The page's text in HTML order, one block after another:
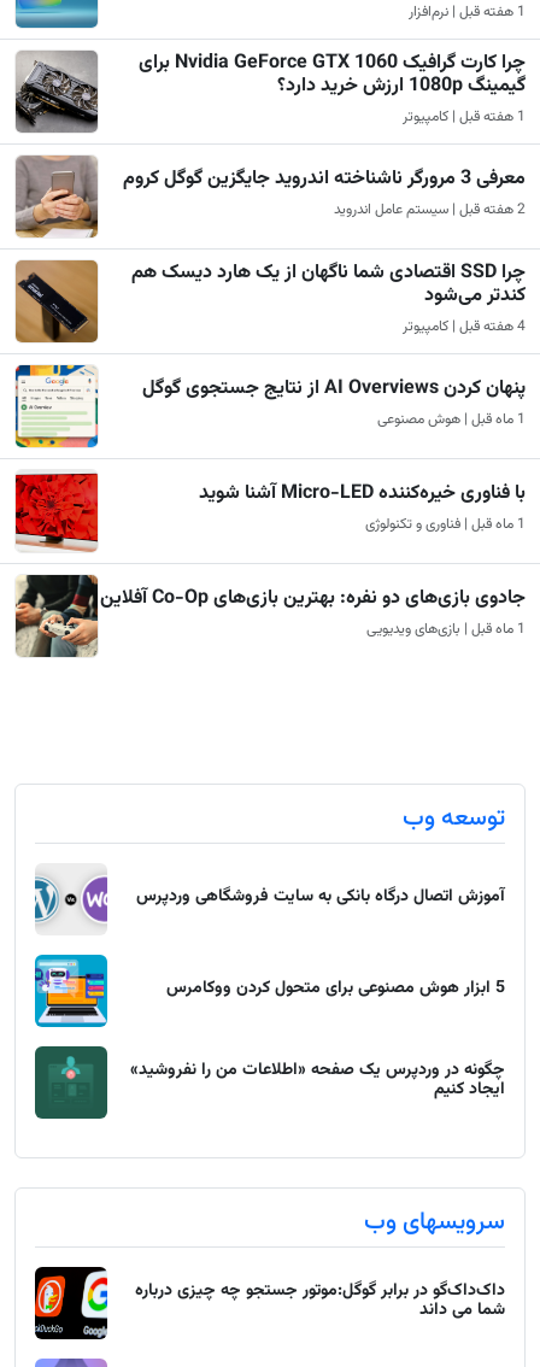
1 هفته قبل | نرم‌افزار
چرا کارت گرافیک Nvidia GeForce GTX 1060 برای
گیمینگ 1080p ارزش خرید دارد؟
1 هفته قبل | کامپیوتر
معرفی 3 مرورگر ناشناخته اندروید جایگزین گوگل کروم
2 هفته قبل | سیستم عامل اندروید
چرا SSD اقتصادی شما ناگهان از یک هارد دیسک هم
کندتر می‌شود
4 هفته قبل | کامپیوتر
پنهان کردن AI Overviews از نتایج جستجوی گوگل
1 ماه قبل | هوش مصنوعی
با فناوری خیره‌کننده Micro-LED آشنا شوید
1 ماه قبل | فناوری و تکنولوژی
جادوی بازی‌های دو نفره: بهترین بازی‌های Co-Op آفلاین
1 ماه قبل | بازی‌های ویدیویی
توسعه وب
آموزش اتصال درگاه بانکی به سایت فروشگاهی وردپرس
5 ابزار هوش مصنوعی برای متحول کردن ووکامرس
چگونه در وردپرس یک صفحه «اطلاعات من را نفروشید»
ایجاد کنیم
سرویسهای وب
داک‌داک‌گو در برابر گوگل:موتور جستجو چه چیزی درباره
شما می داند